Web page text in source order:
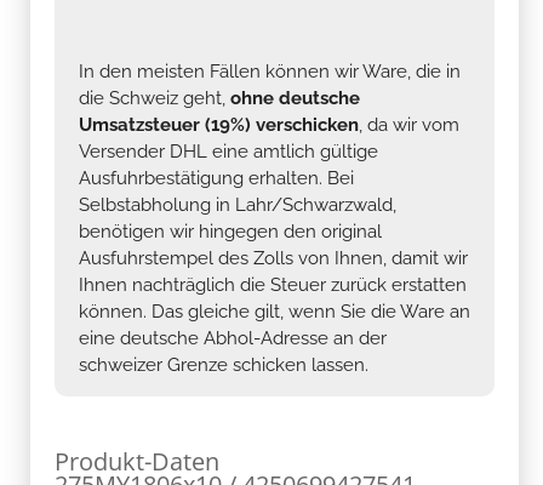
In den meisten Fällen können wir Ware, die in
die Schweiz geht, ohne deutsche
Umsatzsteuer (19%) verschicken, da wir vom
Versender DHL eine amtlich gültige
Ausfuhrbestätigung erhalten. Bei
Selbstabholung in Lahr/Schwarzwald,
benötigen wir hingegen den original
Ausfuhrstempel des Zolls von Ihnen, damit wir
Ihnen nachträglich die Steuer zurück erstatten
können. Das gleiche gilt, wenn Sie die Ware an
eine deutsche Abhol-Adresse an der
schweizer Grenze schicken lassen.
Produkt-Daten